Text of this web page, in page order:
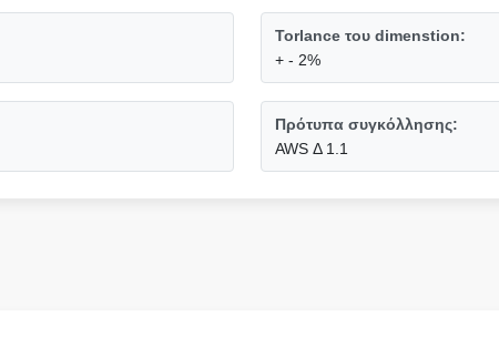
Torlance του dimenstion:
+ - 2%
Πρότυπα συγκόλλησης:
AWS Δ 1.1